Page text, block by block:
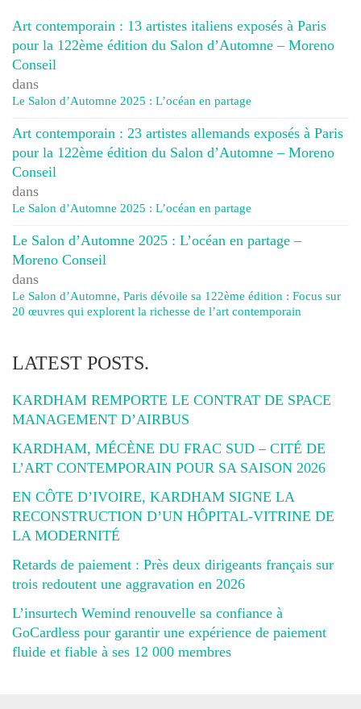
Art contemporain : 13 artistes italiens exposés à Paris
pour la 122ème édition du Salon d’Automne – Moreno
Conseil
dans
Le Salon d’Automne 2025 : L’océan en partage
Art contemporain : 23 artistes allemands exposés à Paris
pour la 122ème édition du Salon d’Automne – Moreno
Conseil
dans
Le Salon d’Automne 2025 : L’océan en partage
Le Salon d’Automne 2025 : L’océan en partage –
Moreno Conseil
dans
Le Salon d’Automne, Paris dévoile sa 122ème édition : Focus sur
20 œuvres qui explorent la richesse de l’art contemporain
LATEST POSTS.
KARDHAM REMPORTE LE CONTRAT DE SPACE
MANAGEMENT D’AIRBUS
KARDHAM, MÉCÈNE DU FRAC SUD – CITÉ DE
L’ART CONTEMPORAIN POUR SA SAISON 2026
EN CÔTE D’IVOIRE, KARDHAM SIGNE LA
RECONSTRUCTION D’UN HÔPITAL-VITRINE DE
LA MODERNITÉ
Retards de paiement : Près deux dirigeants français sur
trois redoutent une aggravation en 2026
L’insurtech Wemind renouvelle sa confiance à
GoCardless pour garantir une expérience de paiement
fluide et fiable à ses 12 000 membres